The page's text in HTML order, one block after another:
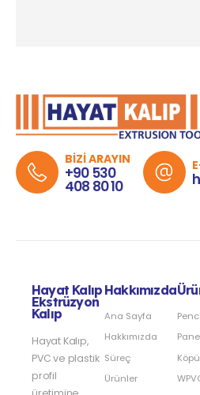
BİZİ ARAYIN
+90 530
408 80 10
Hayat Kalıp
Ekstrüzyon
Kalıp
Hayat Kalıp,
PVC ve plastik
profil
Hakkımızda
Ana Sayfa
Hakkımızda
Süreç
Ürünler